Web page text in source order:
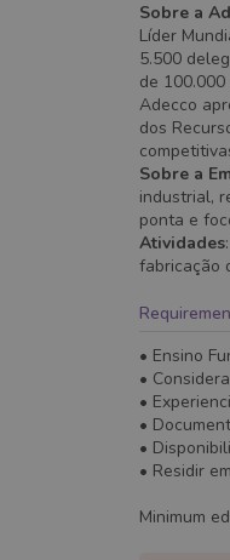
Sobre a
Líder
5.500
de
Adecco
dos
Sobre a
industrial,
ponta e
Atividades
fabricação
• Ensino
•
•
•
•
• Residir
Minimum